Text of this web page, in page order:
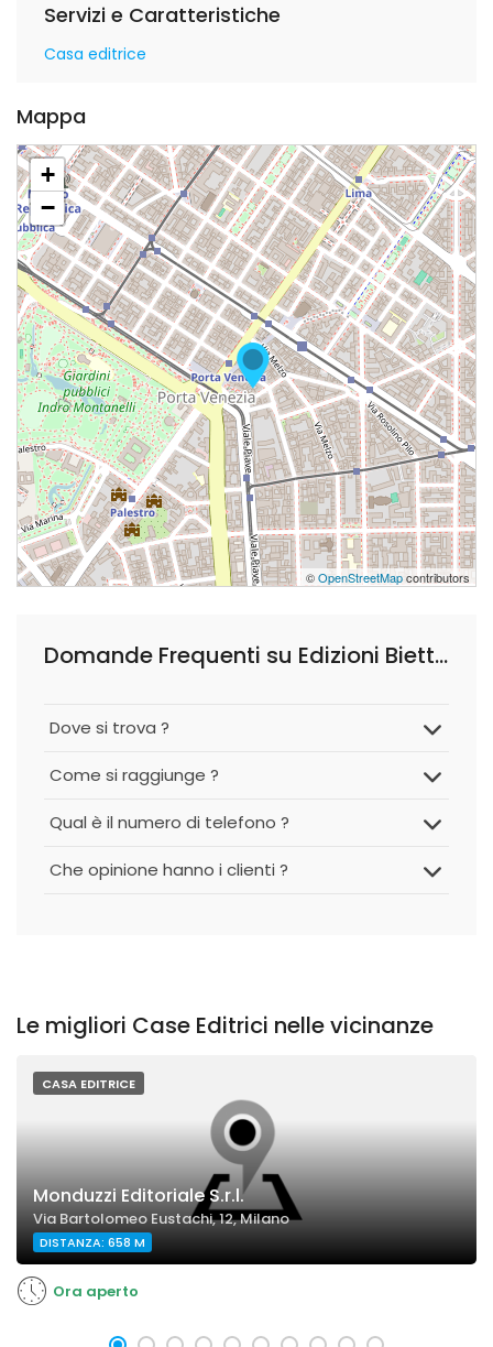
Servizi e Caratteristiche
Casa editrice
Mappa
+
−
©OpenStreetMapcontributors
Domande Frequenti su Edizioni Bietti - Società della Critica S.r.l.
Dove si trova ?
Come si raggiunge ?
Qual è il numero di telefono ?
Che opinione hanno i clienti ?
Le migliori Case Editrici nelle vicinanze
CASA EDITRICE
Monduzzi Editoriale S.r.l.
Via Bartolomeo Eustachi, 12, Milano
DISTANZA: 658 M
Ora aperto